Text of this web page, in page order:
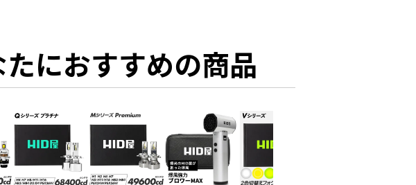
たにおすすめの商品